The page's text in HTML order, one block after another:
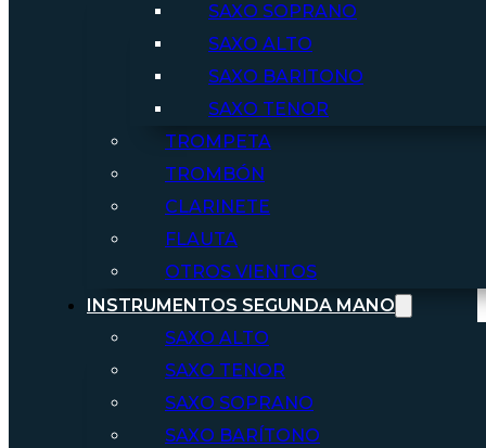
SAXO SOPRANO
SAXO ALTO
SAXO BARITONO
SAXO TENOR
TROMPETA
TROMBÓN
CLARINETE
FLAUTA
OTROS VIENTOS
INSTRUMENTOS SEGUNDA MANO
SAXO ALTO
SAXO TENOR
SAXO SOPRANO
SAXO BARÍTONO